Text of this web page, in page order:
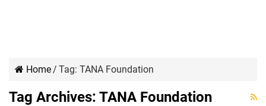
Home/ Tag: TANA Foundation
Tag Archives: TANA Foundation